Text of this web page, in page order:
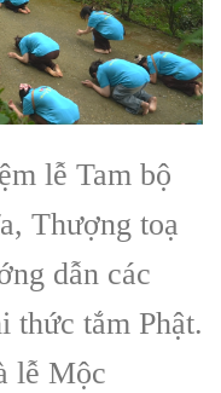
lễ Tam bộ
Thượng toạ
dẫn các
thức tắm Phật.
lễ Mộc